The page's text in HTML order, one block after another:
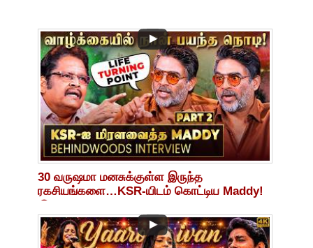
30 வருஷமா மனசுக்குள்ள இருந்த
ரகசியங்களை…KSR-யிடம் கொட்டிய Maddy!